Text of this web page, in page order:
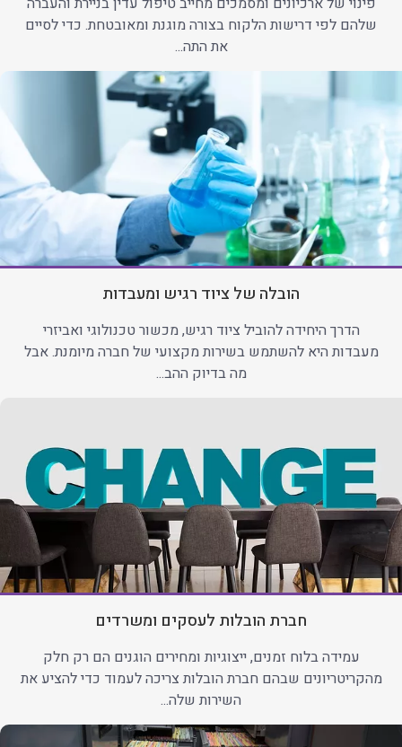
שלהם לפי דרישות הלקוח בצורה מוגנת ומאובטחת. כדי לסיים
את התה...
הובלה של ציוד רגיש ומעבדות
הדרך היחידה להוביל ציוד רגיש, מכשור טכנולוגי ואביזרי
מעבדות היא להשתמש בשירות מקצועי של חברה מיומנת. אבל
מה בדיוק ההב...
חברת הובלות לעסקים ומשרדים
עמידה בלוח זמנים, ייצוגיות ומחירים הוגנים הם רק חלק
מהקריטריונים שבהם חברת הובלות צריכה לעמוד כדי להציע את
השירות שלה...